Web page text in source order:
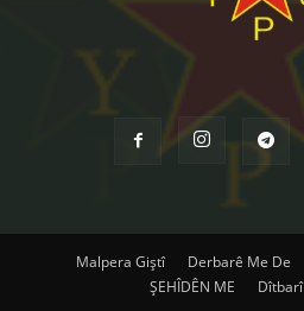
Malpera Giştî Derbarê Me De
ŞEHÎDÊN ME
Dîtbarî